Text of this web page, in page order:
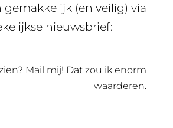
(en veilig) via
nieuwsbrief:
Mail mij! Dat zou ik enorm
waarderen.